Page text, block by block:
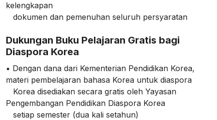
kelengkapan
dokumen dan pemenuhan seluruh persyaratan
Dukungan Buku Pelajaran Gratis bagi
Diaspora Korea
• Dengan dana dari Kementerian Pendidikan Korea,
materi pembelajaran bahasa Korea untuk diaspora
Korea disediakan secara gratis oleh Yayasan
Pengembangan Pendidikan Diaspora Korea
setiap semester (dua kali setahun)